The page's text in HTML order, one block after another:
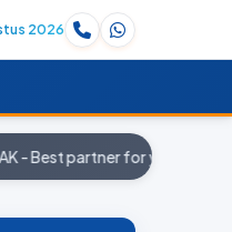
2026
partner for your company.